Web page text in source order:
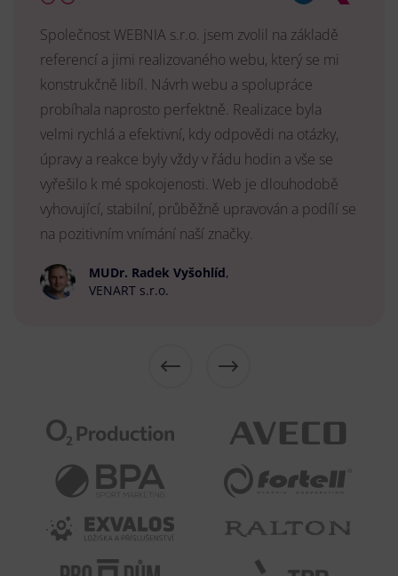
Společnost WEBNIA s.r.o. jsem zvolil na základě
referencí a jimi realizovaného webu, který se mi
konstrukčně libíl. Návrh webu a spolupráce
probíhala naprosto perfektně. Realizace byla
velmi rychlá a efektivní, kdy odpovědi na otázky,
úpravy a reakce byly vždy v řádu hodin a vše se
vyřešilo k mé spokojenosti. Web je dlouhodobě
vyhovující, stabilní, průběžně upravován a podílí se
na pozitivním vnímání naší značky.
MUDr. Radek Vyšohlíd,
VENART s.r.o.